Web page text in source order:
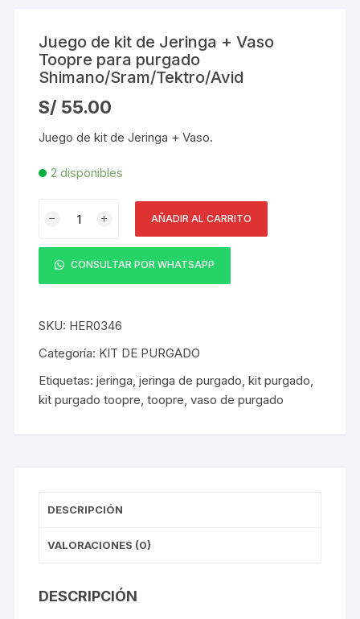
Juego de kit de Jeringa + Vaso
Toopre para purgado
Shimano/Sram/Tektro/Avid
S/ 55.00
Juego de kit de Jeringa + Vaso.
2 disponibles
kit
Jeringa
Vaso
para
purgado
Shimano/Sram/Tektro/Avid
AÑADIR AL CARRITO
CONSULTAR POR WHATSAPP
SKU: HER0346
Categoría: KIT DE PURGADO
Etiquetas:jeringa,jeringa de purgado,kit purgado,
kit purgado toopre,toopre,vaso de purgado
DESCRIPCIÓN
VALORACIONES (0)
DESCRIPCIÓN